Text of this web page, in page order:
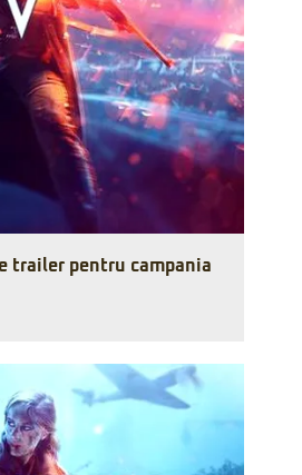
trailer pentru campania